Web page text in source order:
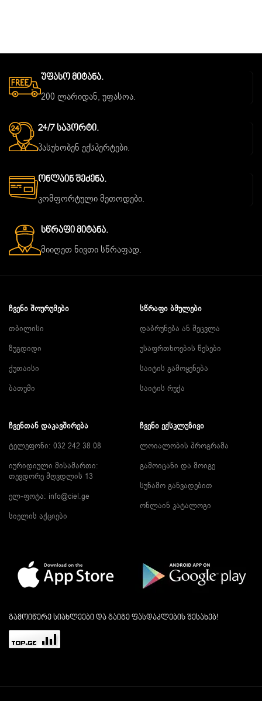
Უფასო Მიტანა.
200 ლარიდან, უფასოა.
24/7 Საპორტი.
პასუხობენ ექსპერტები.
Ონლაინ Შეძენა.
კომფორტული მეთოდები.
Სწრაფი Მიტანა.
მიიღეთ ნივთი სწრაფად.
ᲩᲕᲔᲜᲘ ᲨᲝᲣᲠᲣᲛᲔᲑᲘ
თბილისი
ზუგდიდი
ქუთაისი
ბათუმი
ᲡᲬᲠᲐᲤᲘ ᲑᲛᲣᲚᲔᲑᲘ
დაბრუნება ან შეცვლა
უსაფრთხოების წესები
საიტის გამოყენება
საიტის რუქა
ᲩᲕᲔᲜᲗᲐᲜ ᲓᲐᲙᲐᲕᲨᲘᲠᲔᲑᲐ
ტელეფონი: 032 242 38 08
იურიდიული მისამართი:
თევდორე მღვდლის 13
ელ-ფოტა: info@ciel.ge
სიელის აქციები
ᲩᲕᲔᲜᲘ ᲔᲥᲡᲙᲚᲣᲖᲘᲕᲘ
ლოიალობის პროგრამა
გამოიცანი და მოიგე
სუნამო განვადებით
ონლაინ კატალოგი
გამოიწერე სიახლეები და გაიგე ფასდაკლების შესახებ!